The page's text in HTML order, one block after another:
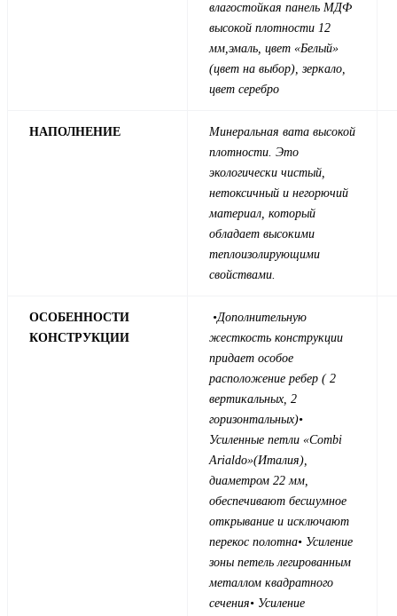
влагостойкая панель МДФ
высокой плотности 12
мм,эмаль, цвет «Белый»
(цвет на выбор), зеркало,
цвет серебро
НАПОЛНЕНИЕ
Минеральная вата высокой
плотности. Это
экологически чистый,
нетоксичный и негорючий
материал, который
обладает высокими
теплоизолирующими
свойствами.
ОСОБЕННОСТИ
КОНСТРУКЦИИ
•Дополнительную
жесткость конструкции
придает особое
расположение ребер ( 2
вертикальных, 2
горизонтальных)•
Усиленные петли «Combi
Arialdo»(Италия),
диаметром 22 мм,
обеспечивают бесшумное
открывание и исключают
перекос полотна• Усиление
зоны петель легированным
металлом квадратного
сечения• Усиление